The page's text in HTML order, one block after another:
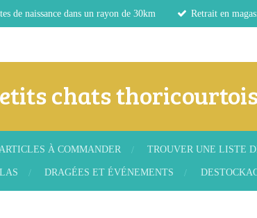
de naissance dans un rayon de 30km Retrait en
chats
À COMMANDER TROUVER UNE LISTE
DRAGÉES ET ÉVÉNEMENTS